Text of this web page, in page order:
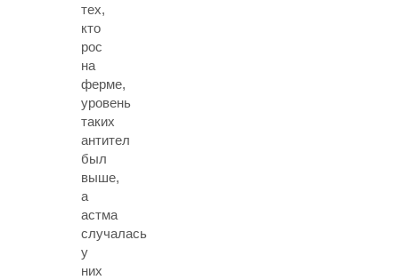
тех,
кто
рос
на
ферме,
уровень
таких
антител
был
выше,
а
астма
случалась
у
них